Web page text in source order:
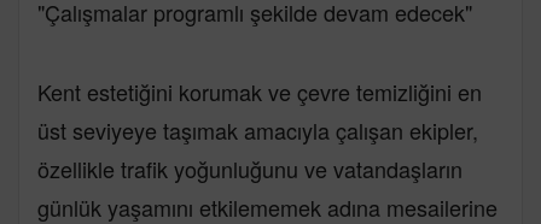
"Çalışmalar programlı şekilde devam edecek"
Kent estetiğini korumak ve çevre temizliğini en
üst seviyeye taşımak amacıyla çalışan ekipler,
özellikle trafik yoğunluğunu ve vatandaşların
günlük yaşamını etkilememek adına mesailerine